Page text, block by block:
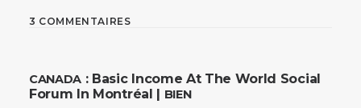
3 COMMENTAIRES
CANADA : Basic Income At The World Social
Forum In Montréal | BIEN